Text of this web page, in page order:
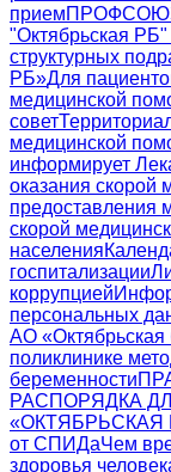
прием
"Октябрьская РБ"
структурных
РБ»Для
медицинской
совет
медицинской
информирует
оказания скорой
предоставления
скорой
населения
госпитализации
коррупцией
персональных
АО «Октябрьская
поликлинике
беременности
РАСПОРЯДКА
«ОКТЯБРЬСКАЯ
от СПИДаЧем
здоровья